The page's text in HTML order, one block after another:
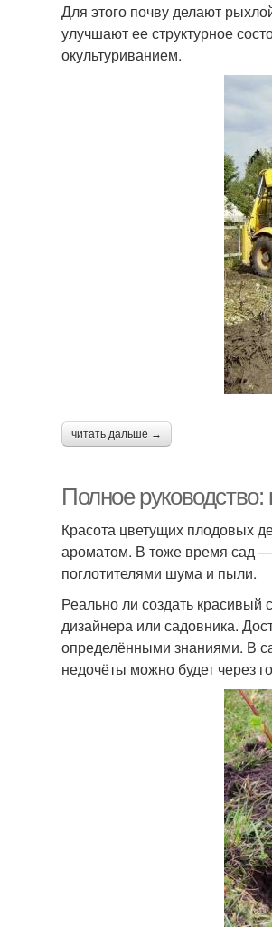
Для этого почву делают
улучшают ее структурное
окультуриванием.
читать дальше →
Полное
Красота цветущих плодовых
ароматом. В тоже время сад —
поглотителями шума и пыли.
Реально ли создать красивый
дизайнера или садовника.
определёнными знаниями. В
недочёты можно будет через